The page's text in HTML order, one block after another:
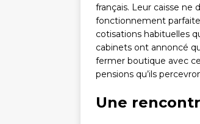
français. Leur caisse
fonctionnement
cotisations habituelles
cabinets ont annoncé
fermer boutique avec
pensions qu’ils
Une